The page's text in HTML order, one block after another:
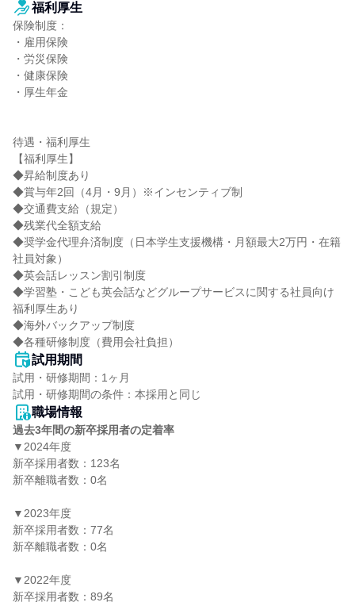
福利厚生
保険制度：
・雇用保険
・労災保険
・健康保険
・厚生年金
待遇・福利厚生
【福利厚生】
◆昇給制度あり
◆賞与年2回（4月・9月）※インセンティブ制
◆交通費支給（規定）
◆残業代全額支給
◆奨学金代理弁済制度（日本学生支援機構・月額最大2万円・在籍
社員対象）
◆英会話レッスン割引制度
◆学習塾・こども英会話などグループサービスに関する社員向け
福利厚生あり
◆海外バックアップ制度
◆各種研修制度（費用会社負担）
試用期間
試用・研修期間：1ヶ月
職場情報
過去3年間の新卒採用者の定着率
▼2024年度
新卒採用者数：123名
新卒離職者数：0名
▼2023年度
新卒採用者数：77名
新卒離職者数：0名
▼2022年度
新卒採用者数：89名